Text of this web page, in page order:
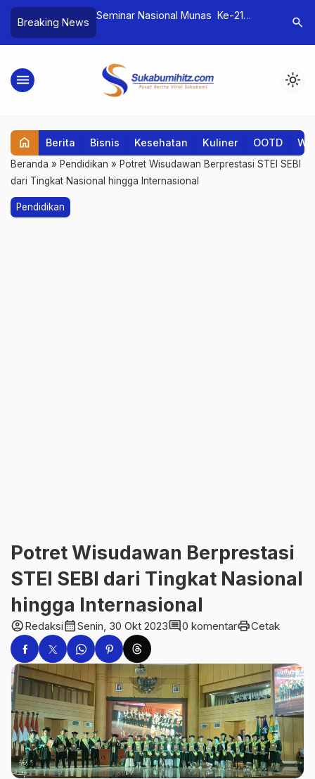
Breaking News
Kampus
Seminar Nasional Munas Ke-21
Syariah Melalui Optimalisasi Halal
Value Chain dan Peran Strategis
Generasi Z
Kenapa
search
menu light_mode
home Berita Bisnis Kesehatan Kuliner OOTD
Beranda » Pendidikan » Potret Wisudawan Berprestasi STEI SEBI
dari Tingkat Nasional hingga Internasional
Pendidikan
Potret Wisudawan Berprestasi
STEI SEBI dari Tingkat Nasional
hingga Internasional
account_circleRedaksicalendar_monthSenin, 30 Okt 2023comment0 komentarprintCetak